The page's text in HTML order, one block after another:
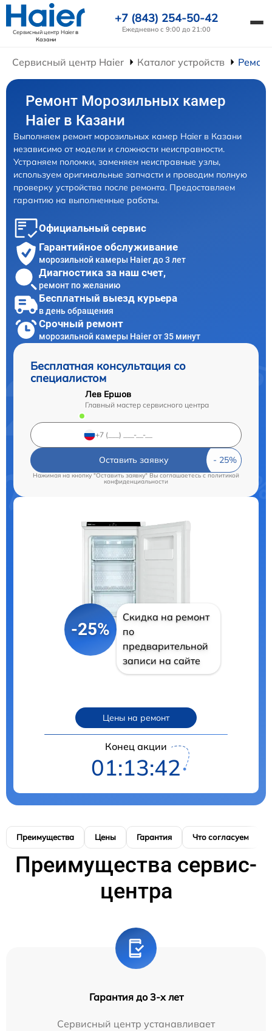
Сервисный центр Haierв
Казани
+7 (843) 254-50-42
Ежедневно с 9:00 до 21:00
Сервисный центр Haier Каталог устройств
Ремонт Морозильных камер
Haier в Казани
Выполняем ремонт морозильных камер Haier в Казани
независимо от модели и сложности неисправности.
Устраняем поломки, заменяем неисправные узлы,
используем оригинальные запчасти и проводим полную
проверку устройства после ремонта. Предоставляем
гарантию на выполненные работы.
Официальный сервис
Гарантийное обслуживание
морозильной камеры Haier до 3 лет
Диагностика за наш счет,
ремонт по желанию
Бесплатный выезд курьера
в день обращения
Срочный ремонт
морозильной камеры Haier от 35 минут
Бесплатная консультация со
специалистом
Лев Ершов
Главный мастер сервисного центра
Оставить заявку
Нажимая на кнопку "Оставить заявку" Вы соглашаетесь cполитикой
конфиденциальности
-25%
Скидка на ремонт
по
предварительной
записи на сайте
Цены на ремонт
Конец акции
01:13:40
Преимущества Цены Гарантия Что согласуем
Преимущества сервис-
центра
Гарантия до 3-х лет
Сервисный центр устанавливает